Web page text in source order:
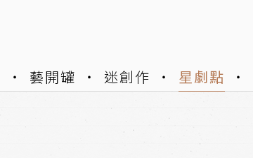
藝開罐 迷創作 星劇點